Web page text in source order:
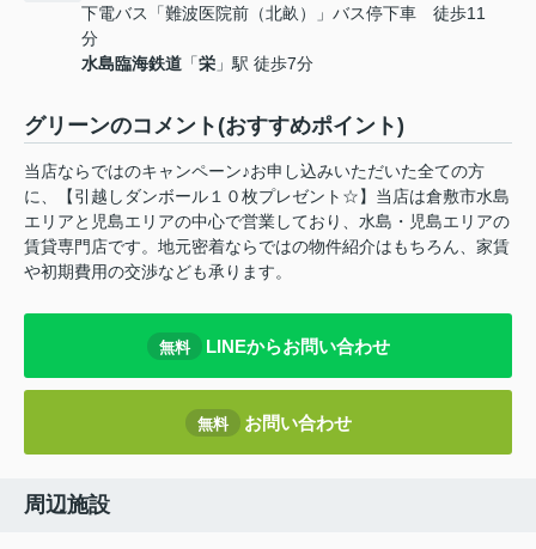
下電バス「難波医院前（北畝）」バス停下車 徒歩11
分
水島臨海鉄道 「栄 」駅 徒歩7分
グリーンのコメント(おすすめポイント)
当店ならではのキャンペーン♪お申し込みいただいた全ての方
に、【引越しダンボール１０枚プレゼント☆】当店は倉敷市水島
エリアと児島エリアの中心で営業しており、水島・児島エリアの
賃貸専門店です。地元密着ならではの物件紹介はもちろん、家賃
や初期費用の交渉なども承ります。
無料 LINEからお問い合わせ
無料 お問い合わせ
周辺施設